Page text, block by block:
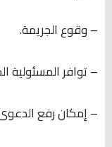
– وقوع الجريمة.
– توافر المسئولية
– إمكان رفع الدعوى